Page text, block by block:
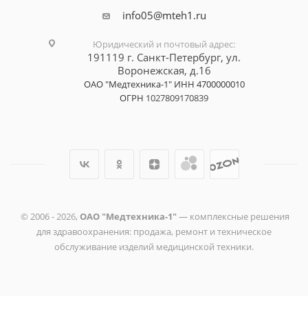
info05@mteh1.ru
Юридический и почтовый адрес:
191119 г. Санкт-Петербург, ул.
Воронежская, д.16
ОАО "Медтехника-1" ИНН 4700000010
ОГРН 1027809170839
© 2006 -2026, ОАО "Медтехника-1"— комплексные решения
для здравоохранения: продажа, ремонт и техническое
обслуживание изделий медицинской техники.